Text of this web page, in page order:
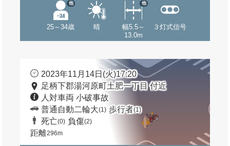
25～34歳
他
晴
幅5.5～
13.0m
他
３灯式信号
2023年11月14日(火)17:20
足柄下郡湯河原町土肥一丁目 付近
人対車両 小破事故
普通自動二輪大(1) 歩行者(1)
死亡(0) 負傷(2)
距離296m